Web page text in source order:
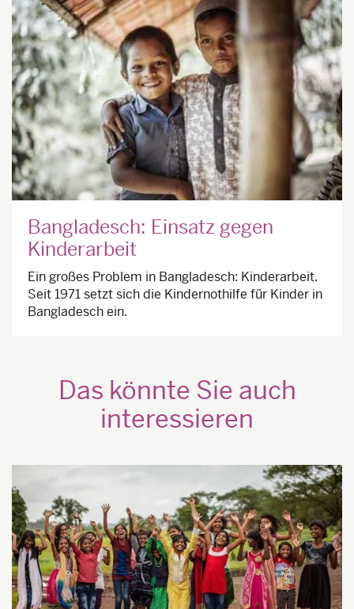
Bangladesch: Einsatz gegen
Kinderarbeit
Ein großes Problem in Bangladesch: Kinderarbeit.
Seit 1971 setzt sich die Kindernothilfe für Kinder in
Bangladesch ein.
Das könnte Sie auch
interessieren